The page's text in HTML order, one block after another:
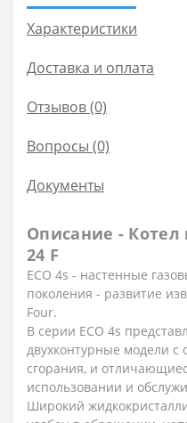
Характеристики
Доставка и оплата
Отзывов (0)
Вопросы (0)
Документы
Описание - Котел
24 F
ECO 4s - настенные
поколения - развитие
Four.
В серии ECO 4s
двухконтурные модели
сгорания, и
использовании и
Широкий